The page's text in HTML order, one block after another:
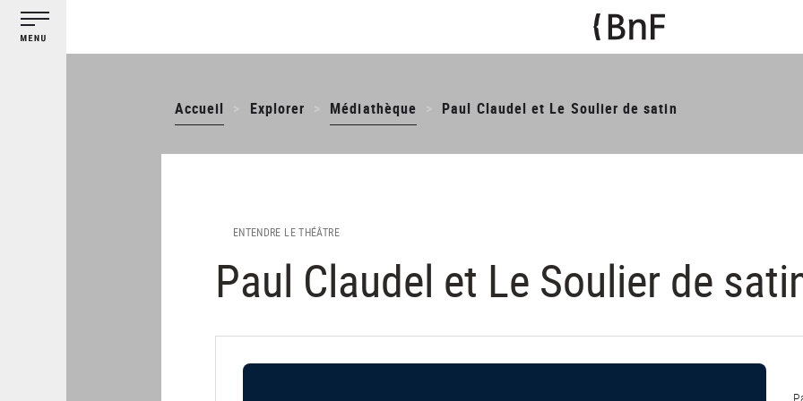
contenu
Accueil Explorer Médiathèque Paul Claudel et Le Soulier de satin
ENTENDRE LE THÉÂTRE
Paul Claudel et Le Soulier de
Gestion des cookies